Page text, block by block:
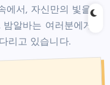
에서, 자신만의 빛을
알바는 여러분에게
리고 있습니다.